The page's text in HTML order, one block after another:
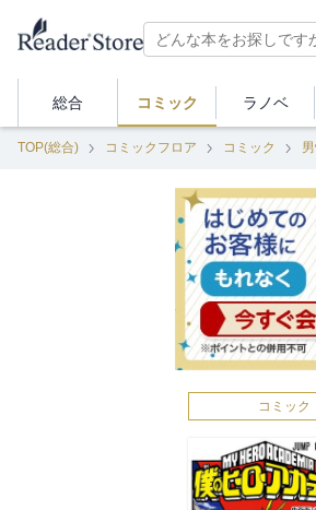
総合 コミック ラノベ
TOP(総合) コミックフロア コミック
コミック